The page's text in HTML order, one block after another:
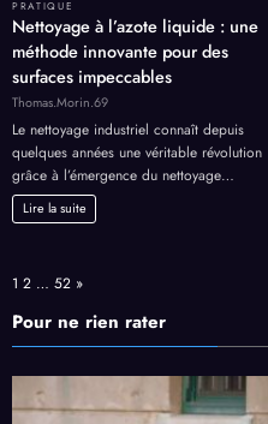
PRATIQUE
Nettoyage à l’azote liquide : une
méthode innovante pour des
surfaces impeccables
Thomas.Morin.69
Le nettoyage industriel connaît depuis
quelques années une véritable révolution
grâce à l’émergence du nettoyage…
Lire la suite
Page:
1 2 … 52 Next
»
Pour ne rien rater